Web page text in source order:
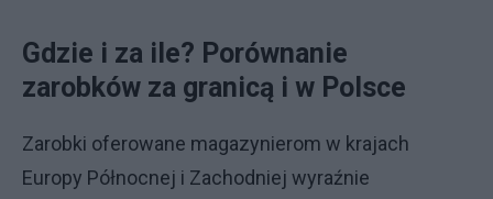
Gdzie i za ile? Porównanie
zarobków za granicą i w Polsce
Zarobki oferowane magazynierom w krajach
Europy Północnej i Zachodniej wyraźnie